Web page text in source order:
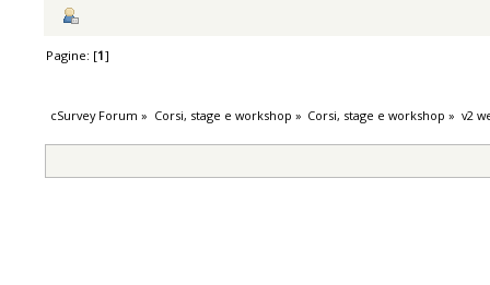
Pagine: [1]
cSurvey Forum » Corsi, stage e workshop » Corsi, stage e workshop » v2